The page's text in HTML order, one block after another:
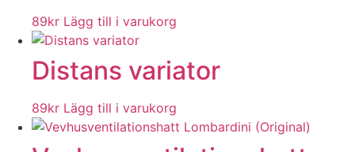
89kr Lägg till i varukorg
Distans variator
89kr Lägg till i varukorg